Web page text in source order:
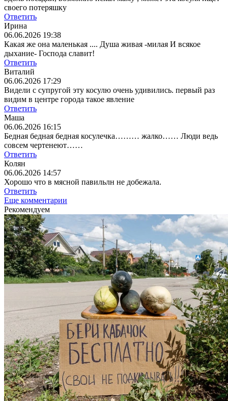
своего потеряшку
Ответить
Ирина
06.06.2026 19:38
Какая же она маленькая .... Душа живая -милая И всякое
дыхание- Господа славит!
Ответить
Виталий
06.06.2026 17:29
Видели с супругой эту косулю очень удивились. первый раз
видим в центре города такое явление
Ответить
Маша
06.06.2026 16:15
Бедная бедная бедная косулечка……… жалко…… Люди ведь
совсем чертенеют……
Ответить
Колян
06.06.2026 14:57
Хорошо что в мясной павильлн не добежала.
Ответить
Еще комментарии
Рекомендуем